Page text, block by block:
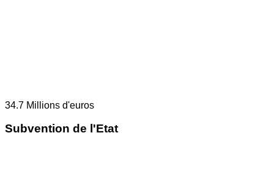
34.7 Millions d'euros
Subvention de l'Etat